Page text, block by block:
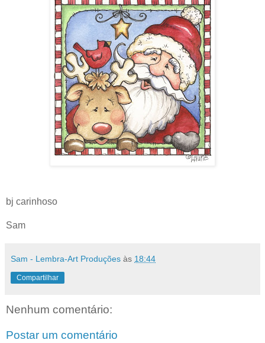
bj carinhoso
Sam
Sam - Lembra-Art Produções às 18:44
Compartilhar
Nenhum comentário:
Postar um comentário